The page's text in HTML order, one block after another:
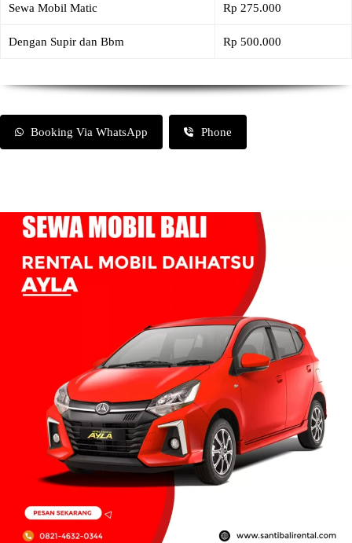
Sewa Mobil Matic Rp 275.000
Dengan Supir dan Bbm Rp 500.000
Booking Via WhatsApp Phone